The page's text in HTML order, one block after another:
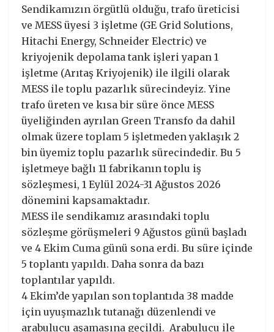
Sendikamızın örgütlü olduğu, trafo üreticisi
ve MESS üyesi 3 işletme (GE Grid Solutions,
Hitachi Energy, Schneider Electric) ve
kriyojenik depolama tank işleri yapan 1
işletme (Arıtaş Kriyojenik) ile ilgili olarak
MESS ile toplu pazarlık sürecindeyiz. Yine
trafo üreten ve kısa bir süre önce MESS
üyeliğinden ayrılan Green Transfo da dahil
olmak üzere toplam 5 işletmeden yaklaşık 2
bin üyemiz toplu pazarlık sürecindedir. Bu 5
işletmeye bağlı 11 fabrikanın toplu iş
sözleşmesi, 1 Eylül 2024-31 Ağustos 2026
dönemini kapsamaktadır.
MESS ile sendikamız arasındaki toplu
sözleşme görüşmeleri 9 Ağustos günü başladı
ve 4 Ekim Cuma günü sona erdi. Bu süre içinde
5 toplantı yapıldı. Daha sonra da bazı
toplantılar yapıldı.
4 Ekim’de yapılan son toplantıda 38 madde
için uyuşmazlık tutanağı düzenlendi ve
arabulucu aşamasına geçildi. Arabulucu ile